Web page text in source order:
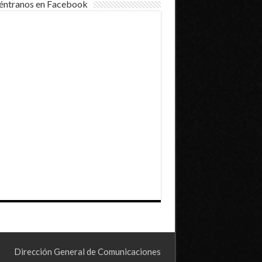
en Facebook
Dirección General de Comunicaciones